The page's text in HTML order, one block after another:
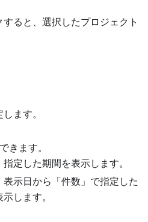
すると、選択したプロジェクト
ます。
きます。
定した期間を表示します。
示日から「件数」で指定した
します。